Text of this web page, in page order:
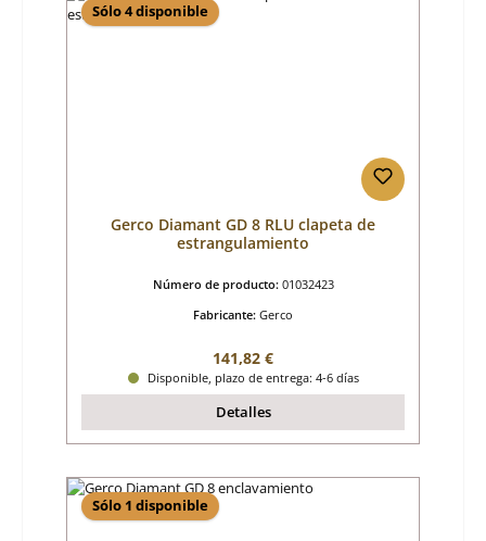
Sólo 4 disponible
Gerco Diamant GD 8 RLU clapeta de
estrangulamiento
Número de producto: 01032423
Fabricante: Gerco
Precio normal:
141,82 €
Disponible, plazo de entrega: 4-6 días
Detalles
Sólo 1 disponible